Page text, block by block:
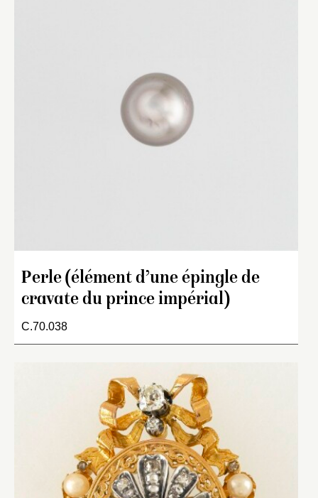
Perle (élément d’une épingle de
cravate du prince impérial)
C.70.038